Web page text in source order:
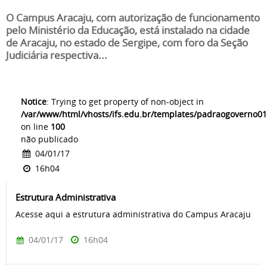
O Campus Aracaju, com autorização de funcionamento
pelo Ministério da Educação, está instalado na cidade
de Aracaju, no estado de Sergipe, com foro da Seção
Judiciária respectiva...
Notice: Trying to get property of non-object in
/var/www/html/vhosts/ifs.edu.br/templates/
on line 100
não publicado
04/01/17
16h04
Estrutura Administrativa
Acesse aqui a estrutura administrativa do Campus Aracaju
04/01/17 16h04